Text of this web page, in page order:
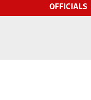
OFFICIALS